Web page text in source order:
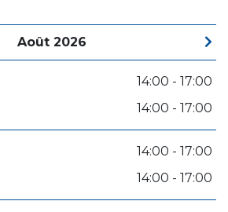
Août 2026
14:00 - 17:00
14:00 - 17:00
14:00 - 17:00
14:00 - 17:00